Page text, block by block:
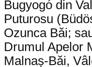
Bugyogó din
Puturosu
Ozunca Băi;
Drumul Apelor
Malnaș-Băi,